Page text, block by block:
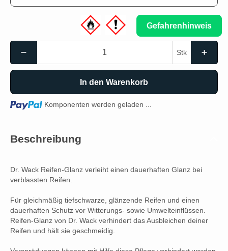
Gefahrenhinweis
Stk
In den Warenkorb
Loading... Komponenten werden geladen ...
Beschreibung
Dr. Wack Reifen-Glanz verleiht einen dauerhaften Glanz bei
verblassten Reifen.
Für gleichmäßig tiefschwarze, glänzende Reifen und einen
dauerhaften Schutz vor Witterungs- sowie Umwelteinflüssen.
Reifen-Glanz von Dr. Wack verhindert das Ausbleichen deiner
Reifen und hält sie geschmeidig.